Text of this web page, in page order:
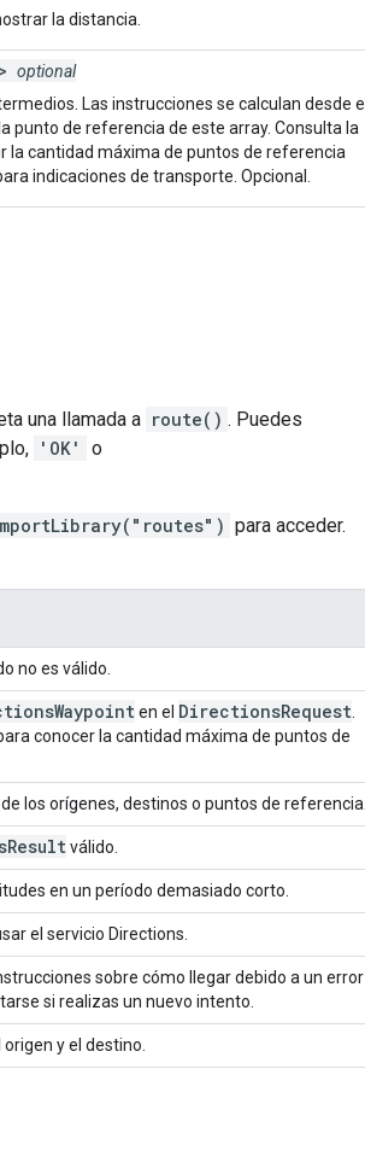
la distancia.
> optional
Las instrucciones se calculan desde el
punto de referencia de este array. Consulta la
la cantidad máxima de puntos de referencia
indicaciones de transporte. Opcional.
una llamada a route() . Puedes
'OK'
o
para acceder.
no es válido.
Waypointen el DirectionsRequest
conocer la cantidad máxima de puntos de
los orígenes, destinos o puntos de referencia.
Resultválido.
en un período demasiado corto.
el servicio Directions.
sobre cómo llegar debido a un error
si realizas un nuevo intento.
y el destino.